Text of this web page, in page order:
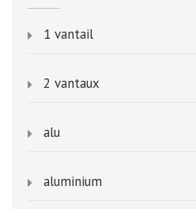
1 vantail
2 vantaux
alu
aluminium